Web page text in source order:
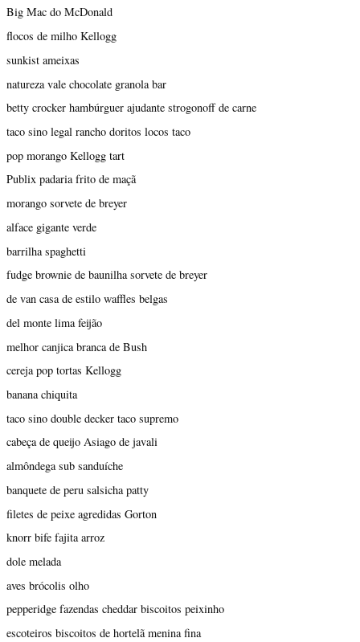
Big Mac do McDonald
flocos de milho Kellogg
sunkist ameixas
natureza vale chocolate granola bar
betty crocker hambúrguer ajudante strogonoff de carne
taco sino legal rancho doritos locos taco
pop morango Kellogg tart
Publix padaria frito de maçã
morango sorvete de breyer
alface gigante verde
barrilha spaghetti
fudge brownie de baunilha sorvete de breyer
de van casa de estilo waffles belgas
del monte lima feijão
melhor canjica branca de Bush
cereja pop tortas Kellogg
banana chiquita
taco sino double decker taco supremo
cabeça de queijo Asiago de javali
almôndega sub sanduíche
banquete de peru salsicha patty
filetes de peixe agredidas Gorton
knorr bife fajita arroz
dole melada
aves brócolis olho
pepperidge fazendas cheddar biscoitos peixinho
escoteiros biscoitos de hortelã menina fina